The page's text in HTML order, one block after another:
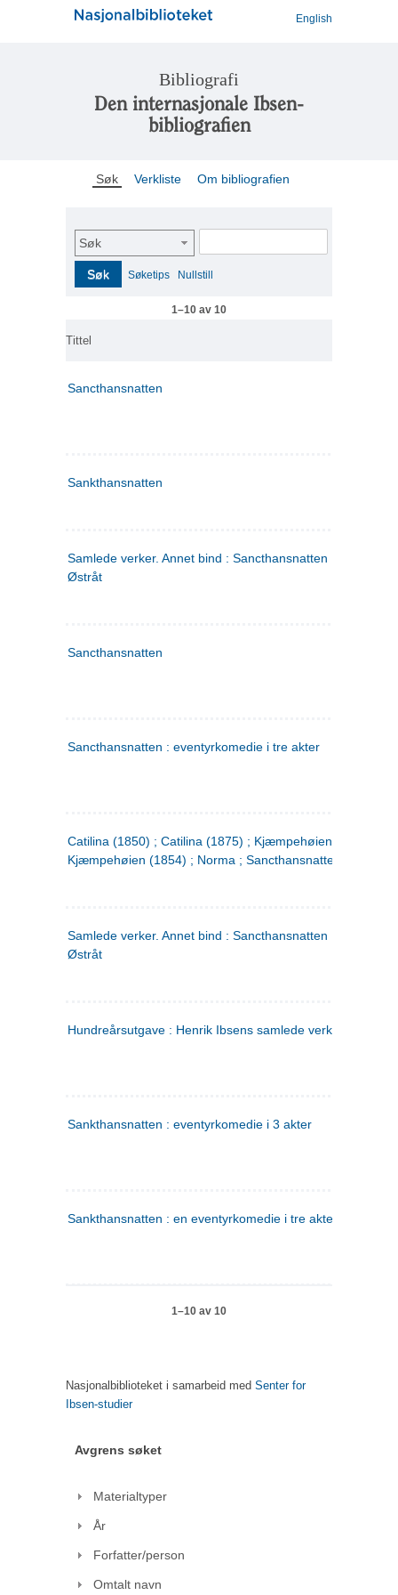
English
Bibliografi
Den internasjonale Ibsen-
bibliografien
Søk Verkliste Om bibliografien
Søk
Søk Søketips Nullstill
1–10 av 10
Tittel
Sancthansnatten
Sankthansnatten
Samlede verker. Annet bind : Sancthansnatten ; Fru Inger
Østråt
Sancthansnatten
Sancthansnatten : eventyrkomedie i tre akter
Catilina (1850) ; Catilina (1875) ; Kjæmpehøien (1850) ;
Kjæmpehøien (1854) ; Norma ; Sancthansnatten
Samlede verker. Annet bind : Sancthansnatten ; Fru Inger
Østråt
Hundreårsutgave : Henrik Ibsens samlede verker. 2
Sankthansnatten : eventyrkomedie i 3 akter
Sankthansnatten : en eventyrkomedie i tre akter
1–10 av 10
Nasjonalbiblioteket i samarbeid med Senter for
Ibsen-studier
Avgrens søket
Materialtyper
År
Forfatter/person
Omtalt navn